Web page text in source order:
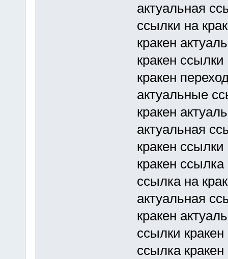
актуальная
ссылки на
кракен
кракен
кракен
актуальные
кракен
актуальная
кракен ссылки
кракен
ссылка на
актуальная
кракен
ссылки кракен
ссылка кракен